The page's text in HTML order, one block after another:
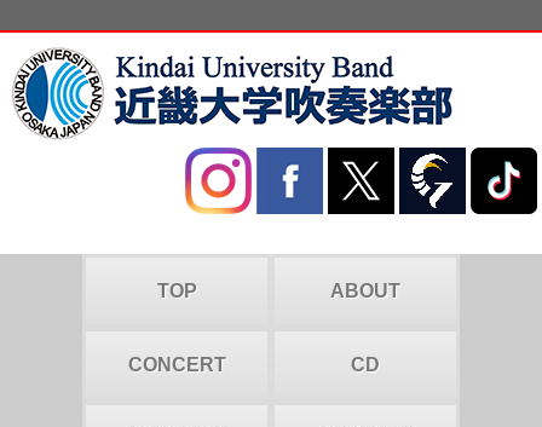
TOP ABOUT
CONCERT CD